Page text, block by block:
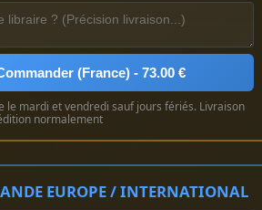
(France) - 73.00 €
le mardi et vendredi sauf jours fériés. Livraison
normalement
EUROPE / INTERNATIONAL